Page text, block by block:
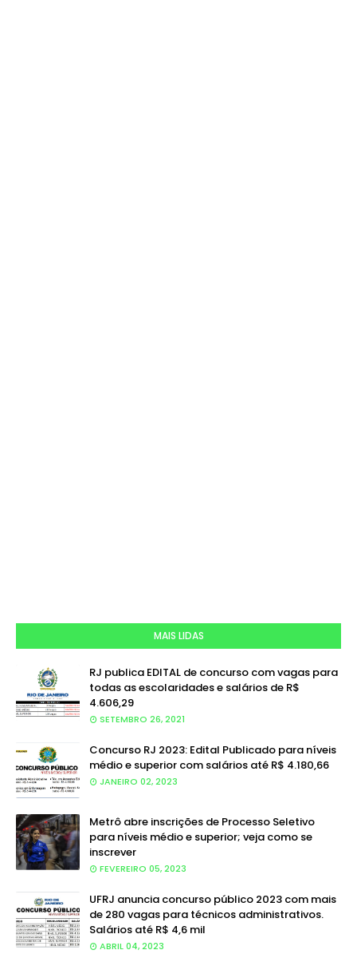
MAIS LIDAS
RJ publica EDITAL de concurso com vagas para
todas as escolaridades e salários de R$
4.606,29
SETEMBRO 26, 2021
Concurso RJ 2023: Edital Publicado para níveis
médio e superior com salários até R$ 4.180,66
JANEIRO 02, 2023
Metrô abre inscrições de Processo Seletivo
para níveis médio e superior; veja como se
inscrever
FEVEREIRO 05, 2023
UFRJ anuncia concurso público 2023 com mais
de 280 vagas para técnicos administrativos.
Salários até R$ 4,6 mil
ABRIL 04, 2023